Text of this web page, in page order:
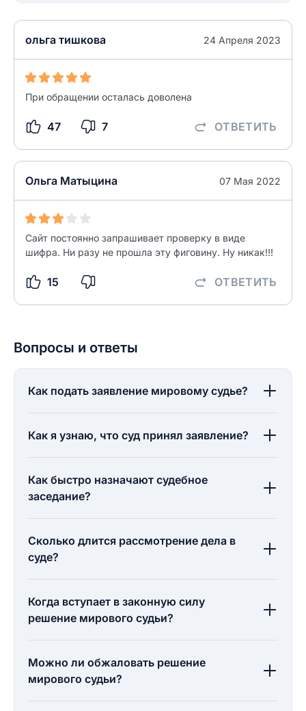
ольга тишкова 24 Апреля 2023
При обращении осталась доволена
47 7 ОТВЕТИТЬ
Ольга Матыцина 07 Мая 2022
Сайт постоянно запрашивает проверку в виде
шифра. Ни разу не прошла эту фиговину. Ну никак!!!
15 ОТВЕТИТЬ
разрешить публикацию отзыва
0/500
разрешить публикацию отзыва
Вопросы и ответы
Как подать заявление мировому судье?
Как я узнаю, что суд принял заявление?
Как быстро назначают судебное
заседание?
Сколько длится рассмотрение дела в
суде?
Когда вступает в законную силу
решение мирового судьи?
Можно ли обжаловать решение
мирового судьи?
ЗАКРЫТЬ СОХРАНИТЬ